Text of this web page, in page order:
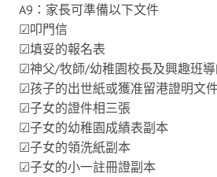
A9：家長可準備以下文件
☑叩門信
☑填妥的報名表
☑神父/牧師/幼稚園校長及興趣班導
☑孩子的出世紙或獲准留港證明文
☑子女的證件相三張
☑子女的幼稚園成績表副本
☑子女的領洗紙副本
☑子女的小一註冊證副本